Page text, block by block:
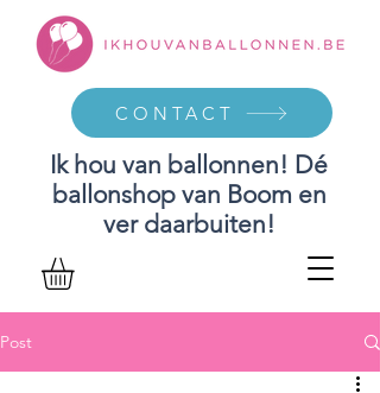
Ik hou van ballonnen! Dé
ballonshop van Boom en
ver daarbuiten!
CONTACT
Post